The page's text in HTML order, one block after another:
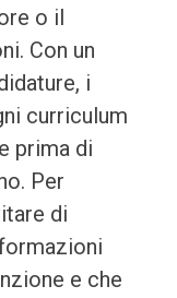
o il
Con un
i
curriculum
prima di
Per
di
e che